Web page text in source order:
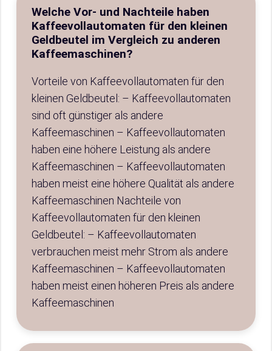
Welche Vor- und Nachteile haben
Kaffeevollautomaten für den kleinen
Geldbeutel im Vergleich zu anderen
Kaffeemaschinen?
Vorteile von Kaffeevollautomaten für den
kleinen Geldbeutel: – Kaffeevollautomaten
sind oft günstiger als andere
Kaffeemaschinen – Kaffeevollautomaten
haben eine höhere Leistung als andere
Kaffeemaschinen – Kaffeevollautomaten
haben meist eine höhere Qualität als andere
Kaffeemaschinen Nachteile von
Kaffeevollautomaten für den kleinen
Geldbeutel: – Kaffeevollautomaten
verbrauchen meist mehr Strom als andere
Kaffeemaschinen – Kaffeevollautomaten
haben meist einen höheren Preis als andere
Kaffeemaschinen